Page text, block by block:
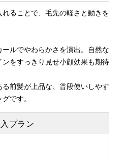
ることで、毛先の軽さと動きを
ルでやわらかさを演出。自然な
をすっきり見せ小顔効果も期待
前髪が上品な、普段使いしやす
です。
プラン